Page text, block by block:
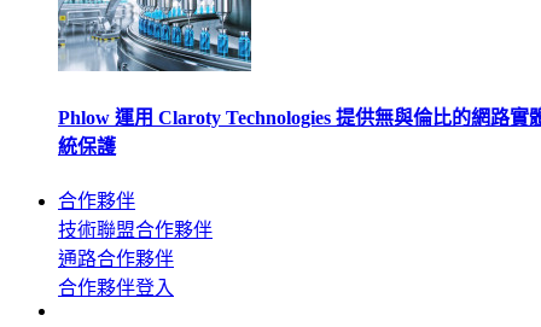
Phlow 運用 Claroty Technologies 提供無與倫比的網路實
統保護
合作夥伴
技術聯盟合作夥伴
通路合作夥伴
合作夥伴登入